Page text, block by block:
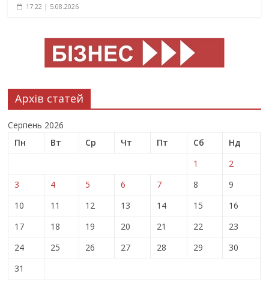
17:22 | 5.08.2026
Архів статей
Серпень 2026
Пн
Вт Ср Чт Пт Сб
Нд
1
2
3
4 5 6 7 8
9
10
11 12 13 14 15
16
17
18 19 20 21 22
23
24
25 26 27 28 29
30
31